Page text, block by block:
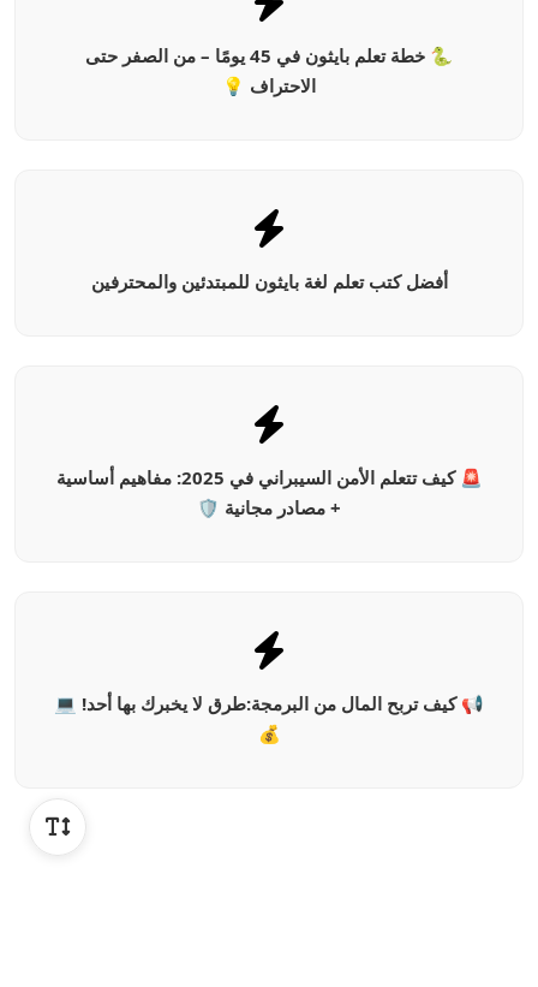
🐍 خطة تعلم بايثون في 45 يومًا – من الصفر حتى
الاحتراف 💡
أفضل كتب تعلم لغة بايثون للمبتدئين والمحترفين
🚨 كيف تتعلم الأمن السيبراني في 2025: مفاهيم أساسية
+ مصادر مجانية 🛡️
📢 كيف تربح المال من البرمجة:طرق لا يخبرك بها أحد! 💻
💰